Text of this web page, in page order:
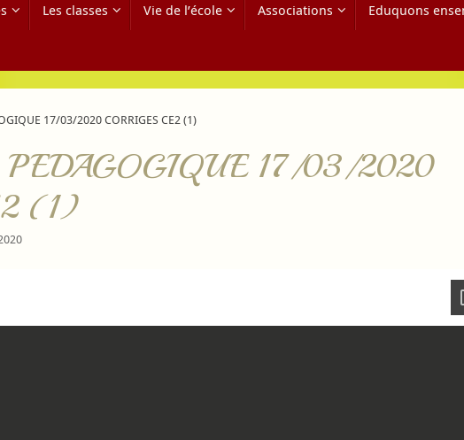
Les classes Vie de l’école Associations Eduquons
17/03/2020 CORRIGES CE2 (1)
17/03/2020
(1)